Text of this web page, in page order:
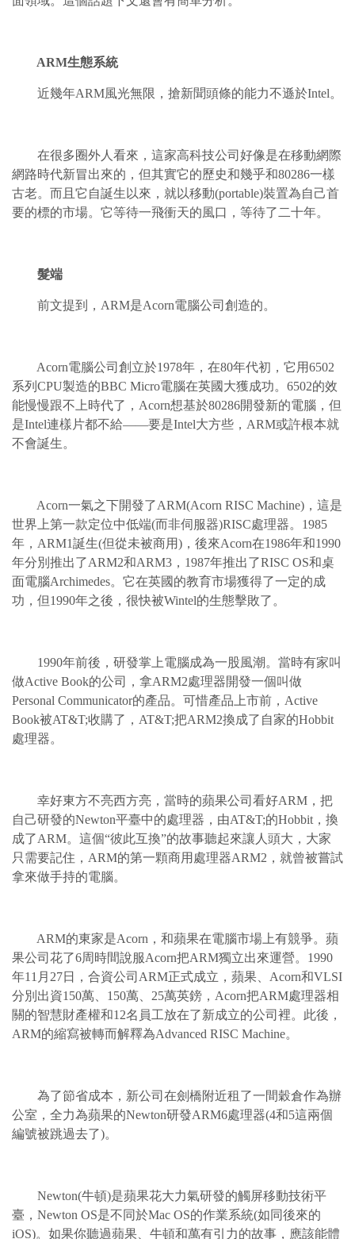
ARM生態系統
近幾年ARM風光無限，搶新聞頭條的能力不遜於Intel。
在很多圈外人看來，這家高科技公司好像是在移動網際
網路時代新冒出來的，但其實它的歷史和幾乎和80286一樣
古老。而且它自誕生以來，就以移動(portable)裝置為自己首
要的標的市場。它等待一飛衝天的風口，等待了二十年。
髮端
前文提到，ARM是Acorn電腦公司創造的。
Acorn電腦公司創立於1978年，在80年代初，它用6502
系列CPU製造的BBC Micro電腦在英國大獲成功。6502的效
能慢慢跟不上時代了，Acorn想基於80286開發新的電腦，但
是Intel連樣片都不給——要是Intel大方些，ARM或許根本就
不會誕生。
Acorn一氣之下開發了ARM(Acorn RISC Machine)，這是
世界上第一款定位中低端(而非伺服器)RISC處理器。1985
年，ARM1誕生(但從未被商用)，後來Acorn在1986年和1990
年分別推出了ARM2和ARM3，1987年推出了RISC OS和桌
面電腦Archimedes。它在英國的教育市場獲得了一定的成
功，但1990年之後，很快被Wintel的生態擊敗了。
1990年前後，研發掌上電腦成為一股風潮。當時有家叫
做Active Book的公司，拿ARM2處理器開發一個叫做
Personal Communicator的產品。可惜產品上市前，Active
Book被AT&T;收購了，AT&T;把ARM2換成了自家的Hobbit
處理器。
幸好東方不亮西方亮，當時的蘋果公司看好ARM，把
自己研發的Newton平臺中的處理器，由AT&T;的Hobbit，換
成了ARM。這個“彼此互換”的故事聽起來讓人頭大，大家
只需要記住，ARM的第一顆商用處理器ARM2，就曾被嘗試
拿來做手持的電腦。
ARM的東家是Acorn，和蘋果在電腦市場上有競爭。蘋
果公司花了6周時間說服Acorn把ARM獨立出來運營。1990
年11月27日，合資公司ARM正式成立，蘋果、Acorn和VLSI
分別出資150萬、150萬、25萬英鎊，Acorn把ARM處理器相
關的智慧財產權和12名員工放在了新成立的公司裡。此後，
ARM的縮寫被轉而解釋為Advanced RISC Machine。
為了節省成本，新公司在劍橋附近租了一間穀倉作為辦
公室，全力為蘋果的Newton研發ARM6處理器(4和5這兩個
編號被跳過去了)。
Newton(牛頓)是蘋果花大力氣研發的觸屏移動技術平
臺，Newton OS是不同於Mac OS的作業系統(如同後來的
iOS)。如果你聽過蘋果、牛頓和萬有引力的故事，應該能體